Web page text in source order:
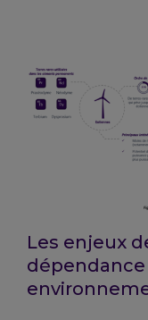
Les enjeux